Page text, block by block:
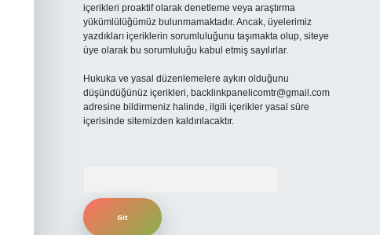
içerikleri proaktif olarak denetleme veya araştırma
yükümlülüğümüz bulunmamaktadır. Ancak, üyelerimiz
yazdıkları içeriklerin sorumluluğunu taşımakta olup, siteye
üye olarak bu sorumluluğu kabul etmiş sayılırlar.
Hukuka ve yasal düzenlemelere aykırı olduğunu
düşündüğünüz içerikleri, backlinkpanelicomtr@gmail.com
adresine bildirmeniz halinde, ilgili içerikler yasal süre
içerisinde sitemizden kaldırılacaktır.